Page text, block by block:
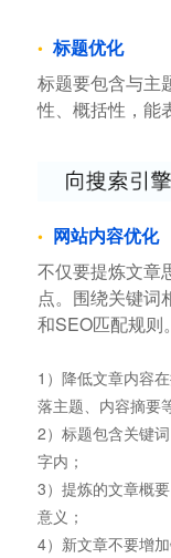
标题优化
标题要包含与主
性、概括性，能
网站内容优化
不仅要提炼文章
点。围绕关键词
和SEO匹配规则。
1）降低文章内容
落主题、内容摘要
2）标题包含关键
字内；
3）提炼的文章概
意义；
4）新文章不要增